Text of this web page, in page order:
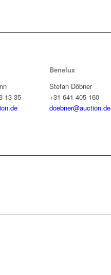
13 35
Benelux
Stefan Döbner
+31 641 405 160
doebner@auction.de